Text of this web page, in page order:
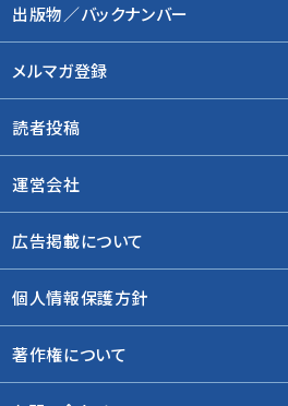
出版物／バックナンバー
メルマガ登録
読者投稿
運営会社
広告掲載について
個人情報保護方針
著作権について